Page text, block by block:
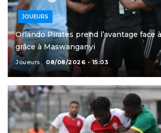
JOUEURS
Orlando Pirates prend l’avantage face
grâce à Maswanganyi
Joueurs 08/08/2026 - 15:03